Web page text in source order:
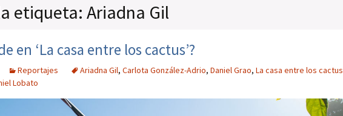
etiqueta: Ariadna Gil
en ‘La casa entre los cactus’?
Reportajes Ariadna Gil, Carlota González-Adrio, Daniel Grao, La casa entre los cactus
Lobato